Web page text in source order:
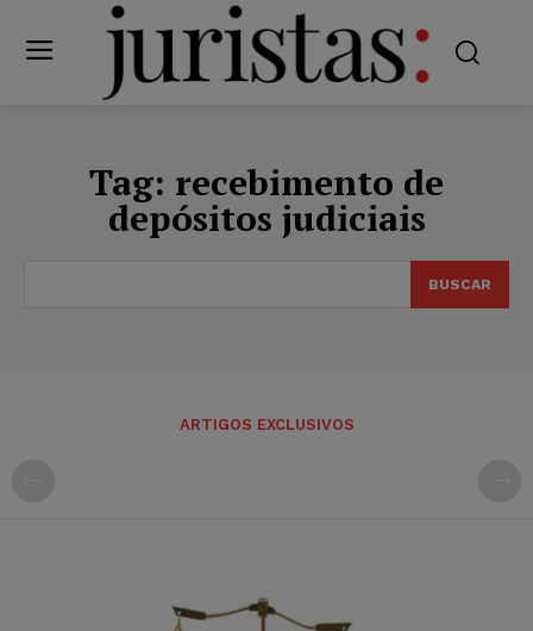
Tag: recebimento de
depósitos judiciais
BUSCAR
ARTIGOS EXCLUSIVOS